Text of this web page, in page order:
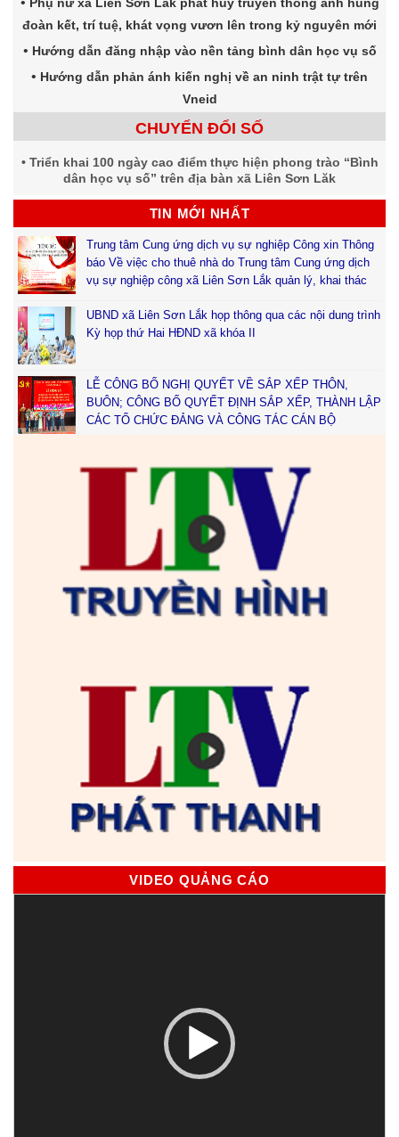
đoàn kết, trí tuệ, khát vọng vươn lên trong kỷ nguyên mới
Hướng dẫn đăng nhập vào nền tảng bình dân học vụ số
Hướng dẫn phản ánh kiến nghị về an ninh trật tự trên
Vneid
CHUYỂN ĐỔI SỐ
Triển khai 100 ngày cao điểm thực hiện phong trào “Bình
dân học vụ số” trên địa bàn xã Liên Sơn Lăk
TIN MỚI NHẤT
Trung tâm Cung ứng dịch vụ sự nghiệp Công xin Thông
báo Về việc cho thuê nhà do Trung tâm Cung ứng dịch
vụ sự nghiệp công xã Liên Sơn Lắk quản lý, khai thác
UBND xã Liên Sơn Lắk họp thông qua các nội dung trình
Kỳ họp thứ Hai HĐND xã khóa II
LỄ CÔNG BỐ NGHỊ QUYẾT VỀ SẮP XẾP THÔN,
BUÔN; CÔNG BỐ QUYẾT ĐỊNH SẮP XẾP, THÀNH LẬP
CÁC TỔ CHỨC ĐẢNG VÀ CÔNG TÁC CÁN BỘ
VIDEO QUẢNG CÁO